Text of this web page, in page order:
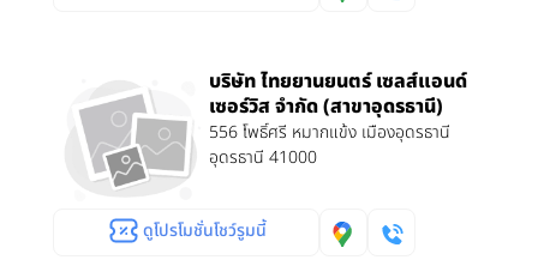
บริษัท ไทยยานยนตร์ เซลส์แอนด์
เซอร์วิส จำกัด (สาขาอุดรธานี)
556 โพธิ์ศรี หมากแข้ง เมืองอุดรธานี
อุดรธานี 41000
ดูโปรโมชั่นโชว์รูมนี้